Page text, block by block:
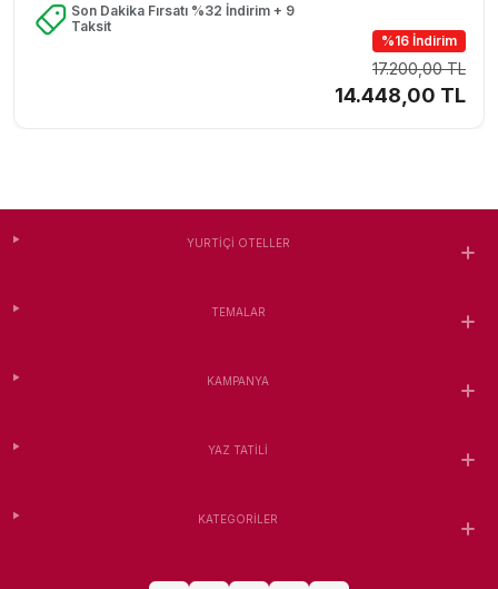
Son Dakika Fırsatı %32 İndirim + 9
Taksit
%16 İndirim
17.200,00 TL
14.448,00 TL
YURTIÇI OTELLER
TEMALAR
KAMPANYA
YAZ TATILI
KATEGORILER